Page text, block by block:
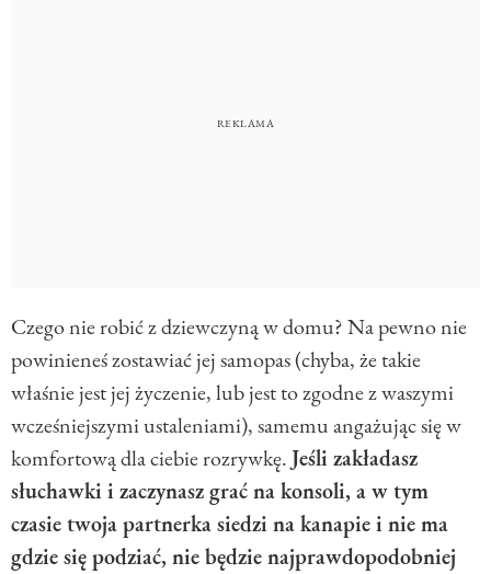
Czego nie robić z dziewczyną w domu? Na pewno nie
powinieneś zostawiać jej samopas (chyba, że takie
właśnie jest jej życzenie, lub jest to zgodne z waszymi
wcześniejszymi ustaleniami), samemu angażując się w
komfortową dla ciebie rozrywkę.Jeśli zakładasz
słuchawki i zaczynasz grać na konsoli, a w tym
czasie twoja partnerka siedzi na kanapie i nie ma
gdzie się podziać, nie będzie najprawdopodobniej